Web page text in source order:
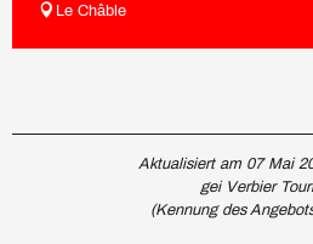
Le Châble
Aktualisiert am 07 Mai
gei Verbier
(Kennung des